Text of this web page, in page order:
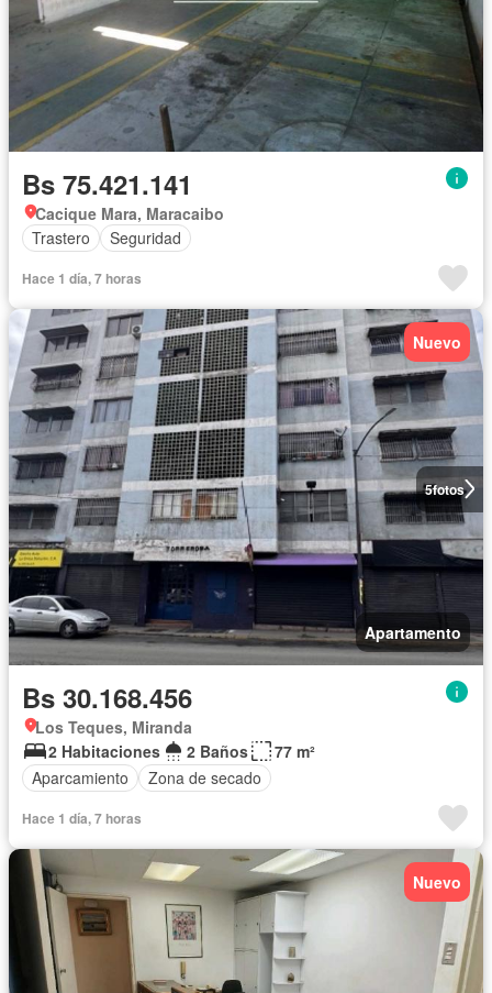
Bs 75.421.141
Cacique Mara, Maracaibo
Trastero
Seguridad
Hace 1 día, 7 horas
5fotos
Nuevo
Apartamento
Bs 30.168.456
Los Teques, Miranda
2 Habitaciones
2 Baños
77 m²
Aparcamiento
Zona de secado
Hace 1 día, 7 horas
Nuevo